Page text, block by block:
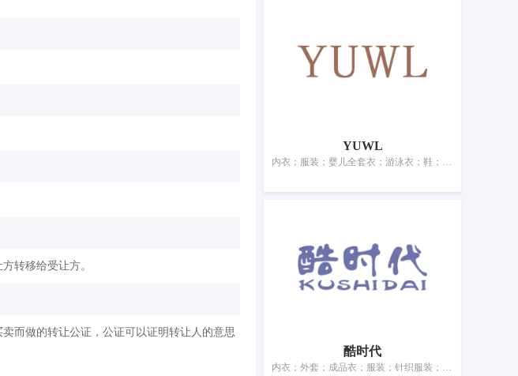
转移给受让方。
而做的转让公证，公证可以证明转让人的意思
YUWL
内衣；服装；婴儿全套衣；游泳衣；鞋；帽；袜；手套（服装）；围巾；腰带
酷时代
内衣；外套；成品衣；服装；针织服装；羽绒服装；童装；鞋；袜；围巾